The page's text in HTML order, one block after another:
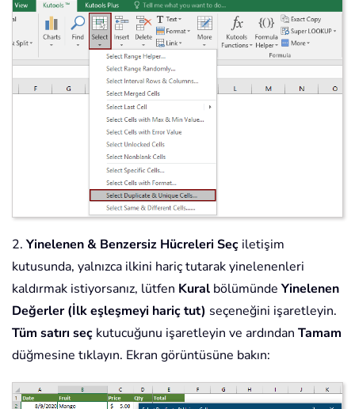
2. Yinelenen & Benzersiz Hücreleri Seç iletişim
kutusunda, yalnızca ilkini hariç tutarak yinelenenleri
kaldırmak istiyorsanız, lütfen Kural bölümünde Yinelenen
Değerler (İlk eşleşmeyi hariç tut) seçeneğini işaretleyin.
Tüm satırı seç kutucuğunu işaretleyin ve ardından Tamam
düğmesine tıklayın. Ekran görüntüsüne bakın: